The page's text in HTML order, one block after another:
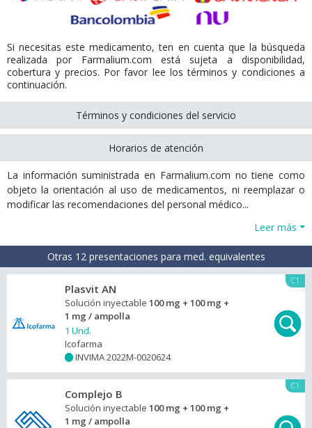
Si necesitas este medicamento, ten en cuenta que la búsqueda
realizada por Farmalium.com está sujeta a disponibilidad,
cobertura y precios. Por favor lee los términos y condiciones a
continuación.
Términos y condiciones del servicio
Horarios de atención
La información suministrada en Farmalium.com no tiene como
objeto la orientación al uso de medicamentos, ni reemplazar o
modificar las recomendaciones del personal médico...
Leer más
Otras 12 presentaciones para med. equivalentes
C1
Plasvit AN
Solución inyectable 100 mg + 100 mg +
1 mg / ampolla
1 Und.
Icofarma
INVIMA 2022M-0020624
C1
Complejo B
Solución inyectable 100 mg + 100 mg +
1 mg / ampolla